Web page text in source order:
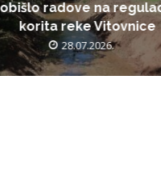
obišlo radove na
korita reke Vitovnice
28.07.2026.